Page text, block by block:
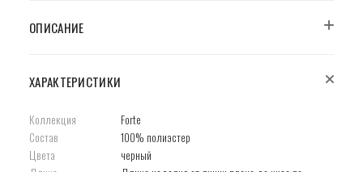
ОПИСАНИЕ
ХАРАКТЕРИСТИКИ
Коллекция
Forte
Состав
100% полиэстер
Цвета
черный